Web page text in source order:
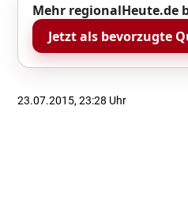
Mehr regionalHeute.de
Jetzt als bevorzugte
23.07.2015, 23:28 Uhr